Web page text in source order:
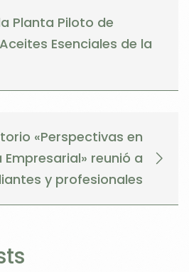
Planta Piloto de
Esenciales de la
«Perspectivas en
reunió a
y profesionales